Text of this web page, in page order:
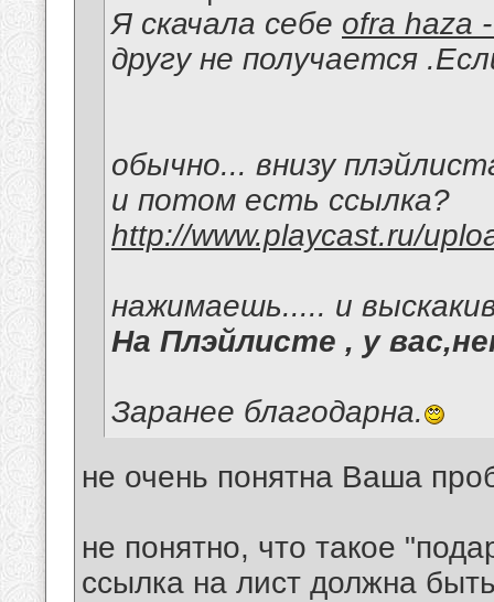
Я скачала себе ofra haza
другу не получается
обычно... внизу
и потом есть ссылка?
http://www.playcast.ru/
нажимаешь..... и
На Плэйлисте , у
Заранее благодарна.
не очень понятна Ваша
не понятно, что такое
ссылка на лист должна